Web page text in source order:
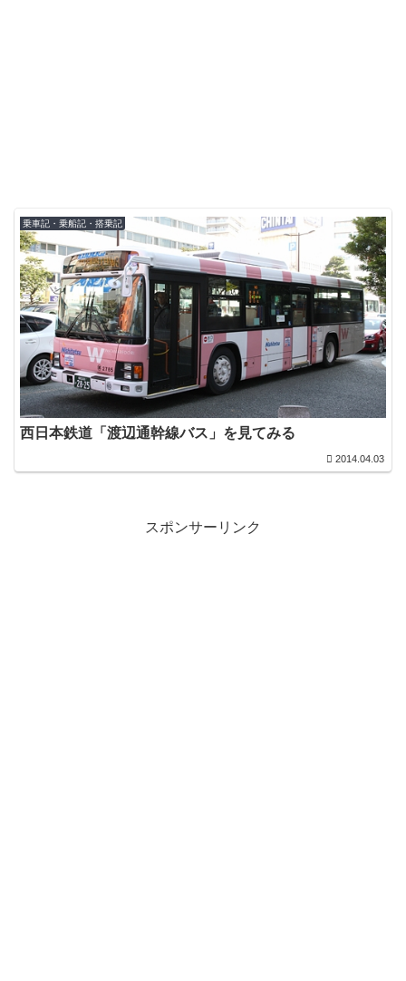
乗車記・乗船記・搭乗記
西日本鉄道「渡辺通幹線バス」を見てみる
2014.04.03
スポンサーリンク